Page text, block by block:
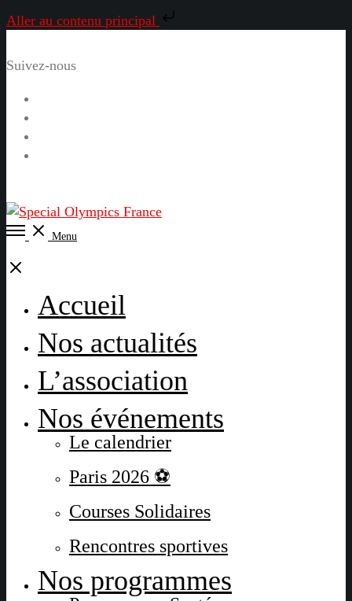
Aller au contenu principal
Suivez-nous
Open
Menu
Close
Accueil
Nos actualités
L’association
Nos événements
Le calendrier
Paris 2026 ⚽
Courses Solidaires
Rencontres sportives
Nos programmes